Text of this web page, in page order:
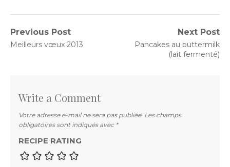
Navigation
de
Previous Post
Previous
Meilleurs vœux 2013
Next Post
Next
Pancakes au buttermilk
(lait fermenté)
Write a Comment
Votre adresse e-mail ne sera pas publiée. Les champs
obligatoires sont indiqués avec *
RECIPE RATING